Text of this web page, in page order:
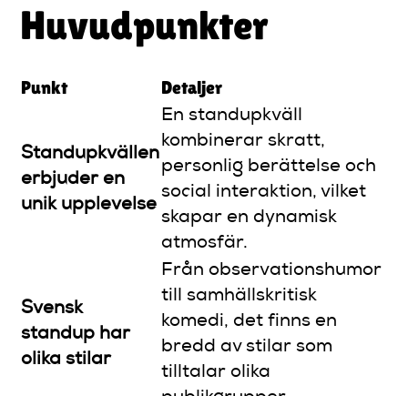
Huvudpunkter
Punkt Detaljer
Standupkvällen
erbjuder en
unik upplevelse
En standupkväll
kombinerar skratt,
personlig berättelse och
social interaktion, vilket
skapar en dynamisk
atmosfär.
Svensk
standup har
olika stilar
Från observationshumor
till samhällskritisk
komedi, det finns en
bredd av stilar som
tilltalar olika